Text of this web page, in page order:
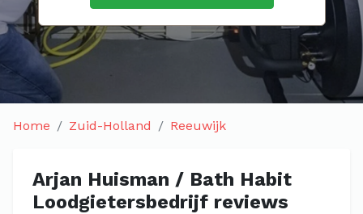
Home Zuid-Holland Reeuwijk
Arjan Huisman / Bath Habit
Loodgietersbedrijf reviews